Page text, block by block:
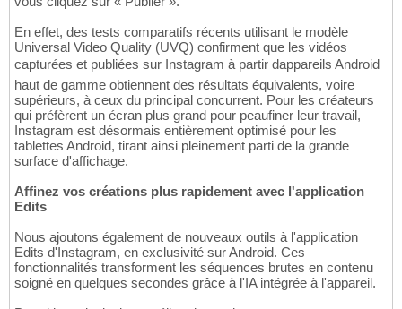
En effet, des tests comparatifs récents utilisant le modèle
Universal Video Quality (UVQ) confirment que les vidéos
capturées et publiées sur Instagram à partir dappareils Android
haut de gamme obtiennent des résultats équivalents, voire
supérieurs, à ceux du principal concurrent. Pour les créateurs
qui préfèrent un écran plus grand pour peaufiner leur travail,
Instagram est désormais entièrement optimisé pour les
tablettes Android, tirant ainsi pleinement parti de la grande
surface d'affichage.
Affinez vos créations plus rapidement avec l'application
Edits
Nous ajoutons également de nouveaux outils à l'application
Edits d'Instagram, en exclusivité sur Android. Ces
fonctionnalités transforment les séquences brutes en contenu
soigné en quelques secondes grâce à l'IA intégrée à l'appareil.